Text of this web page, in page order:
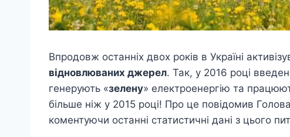
Впродовж останніх двох років в Україні
відновлюваних джерел. Так, у 2016 році
генерують «зелену» електроенергію та
більше ніж у 2015 році! Про це повідомив
коментуючи останні статистичні дані з цього